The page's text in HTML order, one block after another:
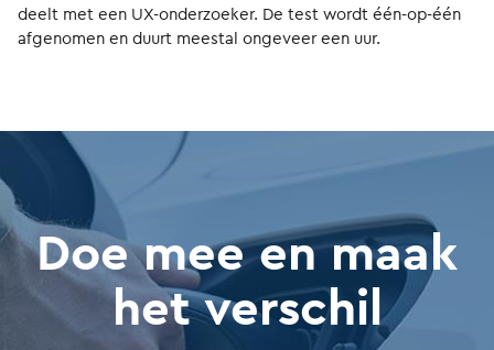
deelt met een UX-onderzoeker. De test wordt één-op-één
afgenomen en duurt meestal ongeveer een uur.
Doe mee en maak
het verschil